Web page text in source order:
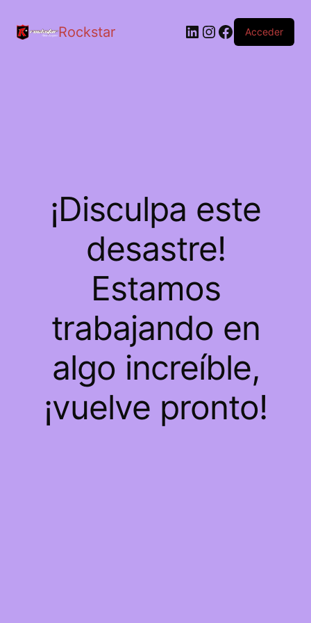
Rockstar LinkedIn
Instagram
Facebook
Acceder
¡Disculpa este
desastre!
Estamos
trabajando en
algo increíble,
¡vuelve pronto!